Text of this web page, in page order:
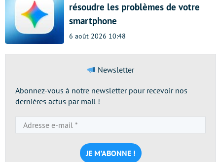
résoudre les problèmes de votre
smartphone
6 août 2026 10:48
Newsletter
Abonnez-vous à notre newsletter pour recevoir nos
dernières actus par mail !
e-
mail
*